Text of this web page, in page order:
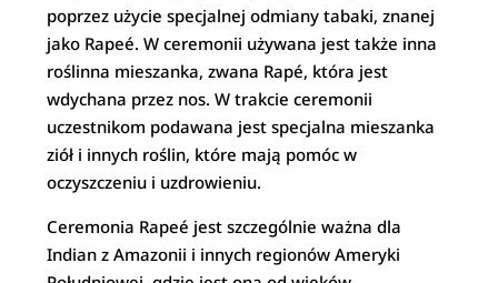
poprzez użycie specjalnej odmiany tabaki, znanej
jako Rapeé. W ceremonii używana jest także inna
roślinna mieszanka, zwana Rapé, która jest
wdychana przez nos. W trakcie ceremonii
uczestnikom podawana jest specjalna mieszanka
ziół i innych roślin, które mają pomóc w
oczyszczeniu i uzdrowieniu.
Ceremonia Rapeé jest szczególnie ważna dla
Indian z Amazonii i innych regionów Ameryki